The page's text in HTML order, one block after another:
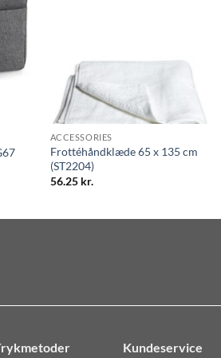
ACCESSORIES
Frottéhåndklæde 65 x 135 cm
(ST2204)
56.25 kr.
Kundeservice